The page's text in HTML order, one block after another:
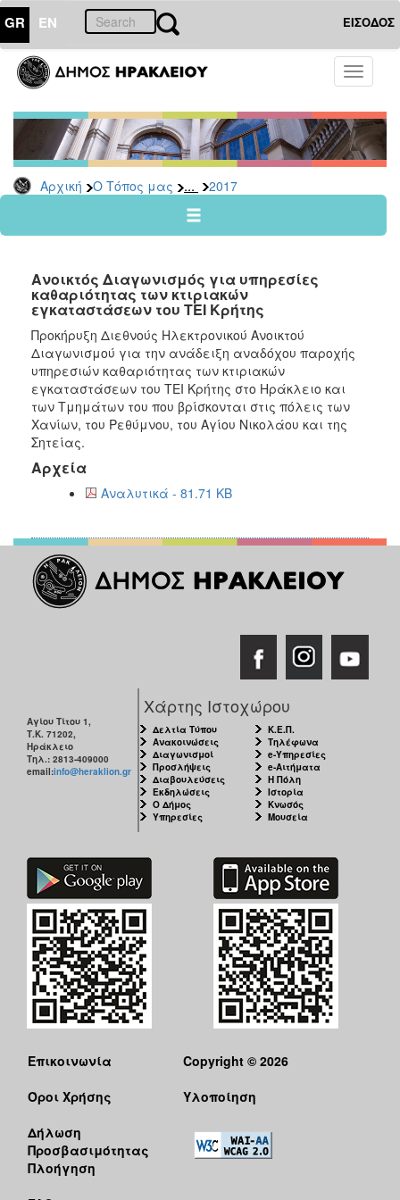
GR EN ΕΙΣΟΔΟΣ
Toggle
Αρχική Ο Τόπος μας ... 2017
ΤΟΠΟΣ
ΜΑΣ
Ανακοινώσεις
Αρχείο
2026
2024
2022
2021
2020
2019
2018
2017
2016
2015
2012
ΠΟΛΗ
Ανοικτός Διαγωνισμός για υπηρεσίες
καθαριότητας των κτιριακών
εγκαταστάσεων του ΤΕΙ Κρήτης
Προκήρυξη Διεθνούς Ηλεκτρονικού Ανοικτού
Διαγωνισμού για την ανάδειξη αναδόχου παροχής
υπηρεσιών καθαριότητας των κτιριακών
εγκαταστάσεων του ΤΕΙ Κρήτης στο Ηράκλειο και
των Τμημάτων του που βρίσκονται στις πόλεις των
Χανίων, του Ρεθύμνου, του Αγίου Νικολάου και της
Σητείας.
Αρχεία
Αναλυτικά - 81.71 KB
Αγίου Τίτου 1,
Τ.Κ. 71202,
Ηράκλειο
Τηλ.: 2813-409000
email:info@heraklion.gr
Χάρτης Ιστοχώρου
Δελτία Τύπου
Ανακοινώσεις
Διαγωνισμοί
Προσλήψεις
Διαβουλεύσεις
Εκδηλώσεις
Ο Δήμος
Υπηρεσίες
Κ.Ε.Π.
Τηλέφωνα
e-Υπηρεσίες
e-Αιτήματα
Η Πόλη
Ιστορία
Κνωσός
Μουσεία
Επικοινωνία
Όροι Χρήσης
Δήλωση
Προσβασιμότητας
Πλοήγηση
Copyright © 2026
Υλοποίηση